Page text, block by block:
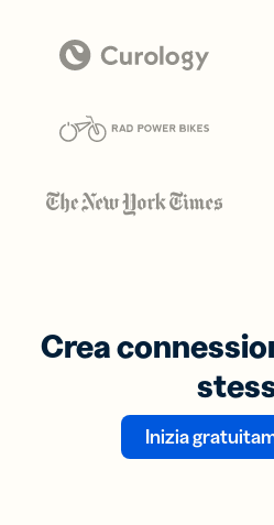
Crea
Inizia